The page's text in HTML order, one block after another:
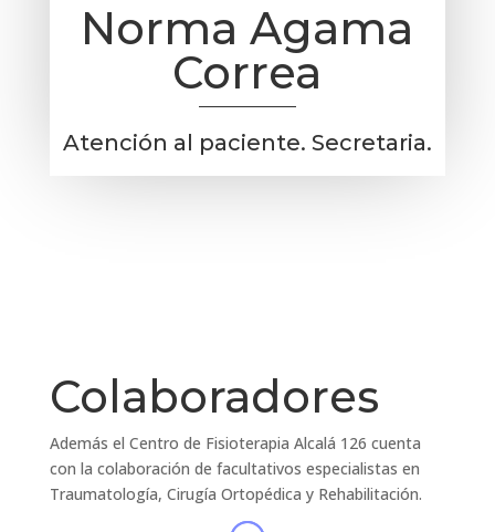
Norma Agama
Correa
Atención al paciente. Secretaria.
Colaboradores
Además el Centro de Fisioterapia Alcalá 126 cuenta
con la colaboración de facultativos especialistas en
Traumatología, Cirugía Ortopédica y Rehabilitación.